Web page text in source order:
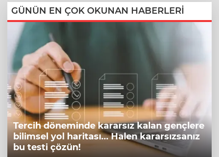
GÜNÜN EN ÇOK OKUNAN HABERLERİ
Tercih döneminde kararsız kalan gençlere
bilimsel yol haritası... Halen kararsızsanız
bu testi çözün!